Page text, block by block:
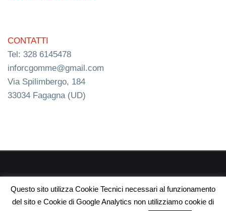
CONTATTI
Tel: 328 6145478
inforcgomme@gmail.com
Via Spilimbergo, 184
33034 Fagagna (UD)
webdesign
Questo sito utilizza Cookie Tecnici necessari al funzionamento
del sito e Cookie di Google Analytics non utilizziamo cookie di